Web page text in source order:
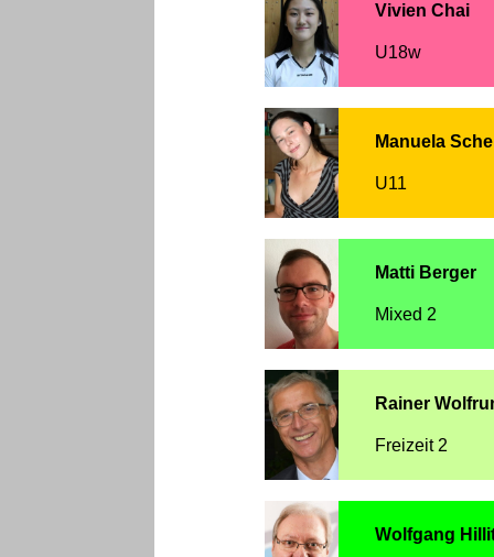
Vivien Chai
U18w
Manuela
U11
Matti Berger
Mixed 2
Rainer
Freizeit 2
Wolfgang